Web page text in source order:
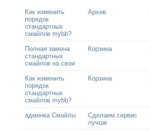
Как изменить
порядок
стандартных
смайлов mybb?
Архив
Полная замена
стандартных
смайлов на свои
Корзина
Как изменить
порядок
стандартных
смайлов mybb?
Корзина
админка Смайлы
Сделаем сервис
лучше